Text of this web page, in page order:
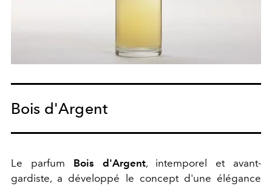
Bois d'Argent
Le parfum Bois d'Argent, intemporel et avant-
gardiste, a développé le concept d'une élégance